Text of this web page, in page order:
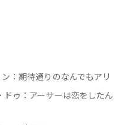
：期待通りのなんでもアリ
ゥ：アーサーは恋をしたん